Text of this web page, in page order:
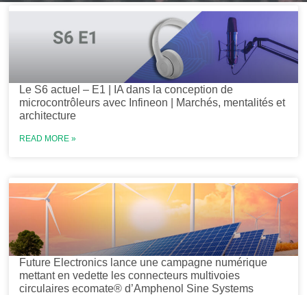
Le S6 actuel – E1 | IA dans la conception de
microcontrôleurs avec Infineon | Marchés, mentalités et
architecture
READ MORE »
Future Electronics lance une campagne numérique
mettant en vedette les connecteurs multivoies
circulaires ecomate® d’Amphenol Sine Systems